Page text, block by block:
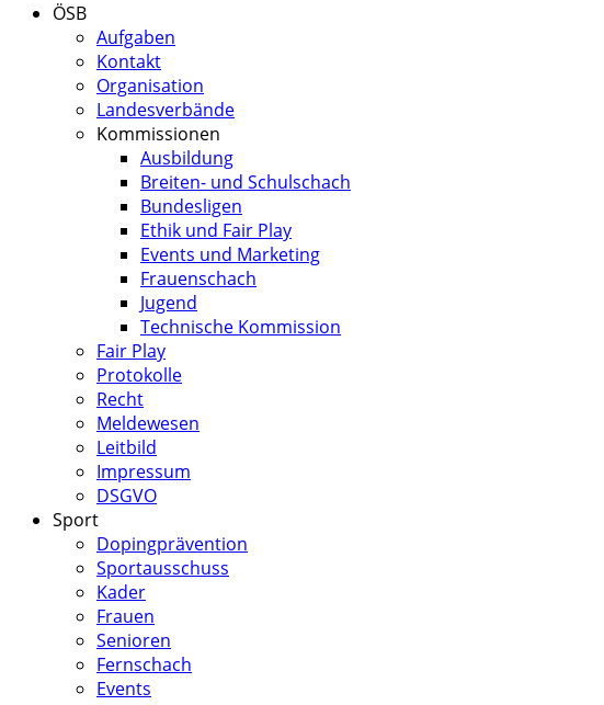
ÖSB
Aufgaben
Kontakt
Organisation
Landesverbände
Kommissionen
Ausbildung
Breiten- und Schulschach
Bundesligen
Ethik und Fair Play
Events und Marketing
Frauenschach
Jugend
Technische Kommission
Fair Play
Protokolle
Recht
Meldewesen
Leitbild
Impressum
DSGVO
Sport
Dopingprävention
Sportausschuss
Kader
Frauen
Senioren
Fernschach
Events